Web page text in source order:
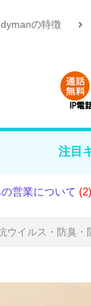
の特徴
注目
て(2)エアコン工
イルス・防臭・